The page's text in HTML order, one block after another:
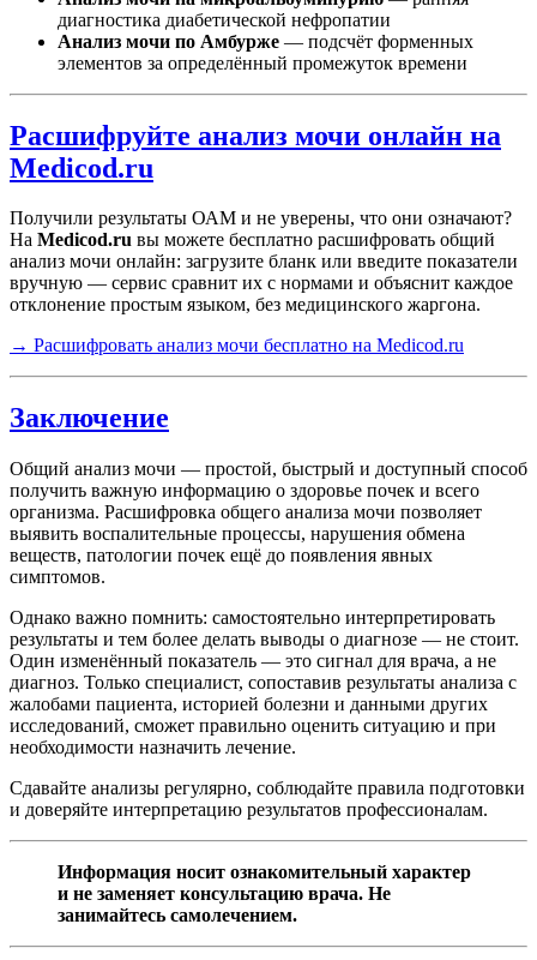
диагностика диабетической нефропатии
Анализ мочи по Амбурже — подсчёт форменных
элементов за определённый промежуток времени
Расшифруйте анализ мочи онлайн на
Medicod.ru
Получили результаты ОАМ и не уверены, что они означают?
На Medicod.ru вы можете бесплатно расшифровать общий
анализ мочи онлайн: загрузите бланк или введите показатели
вручную — сервис сравнит их с нормами и объяснит каждое
отклонение простым языком, без медицинского жаргона.
→ Расшифровать анализ мочи бесплатно на Medicod.ru
Заключение
Общий анализ мочи — простой, быстрый и доступный способ
получить важную информацию о здоровье почек и всего
организма. Расшифровка общего анализа мочи позволяет
выявить воспалительные процессы, нарушения обмена
веществ, патологии почек ещё до появления явных
симптомов.
Однако важно помнить: самостоятельно интерпретировать
результаты и тем более делать выводы о диагнозе — не стоит.
Один изменённый показатель — это сигнал для врача, а не
диагноз. Только специалист, сопоставив результаты анализа с
жалобами пациента, историей болезни и данными других
исследований, сможет правильно оценить ситуацию и при
необходимости назначить лечение.
Сдавайте анализы регулярно, соблюдайте правила подготовки
и доверяйте интерпретацию результатов профессионалам.
Информация носит ознакомительный характер
и не заменяет консультацию врача. Не
занимайтесь самолечением.